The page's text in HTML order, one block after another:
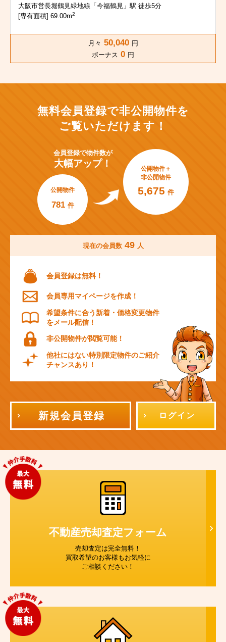
大阪市営長堀鶴見緑地線「今福鶴見」駅 徒歩5分
[専有面積] 69.00m2
月々 50,040 円
ボーナス 0 円
無料会員登録で非公開物件を
ご覧いただけます！
会員登録で物件数が
大幅アップ！
公開物件
781 件
公開物件＋
非公開物件
5,675 件
現在の会員数 49 人
会員登録は無料！
会員専用マイページを作成！
希望条件に合う新着・価格変更物件
をメール配信！
非公開物件が閲覧可能！
他社にはない特別限定物件のご紹介
チャンスあり！
新規会員登録 ログイン
不動産売却査定フォーム
売却査定は完全無料！
買取希望のお客様もお気軽に
ご相談ください！